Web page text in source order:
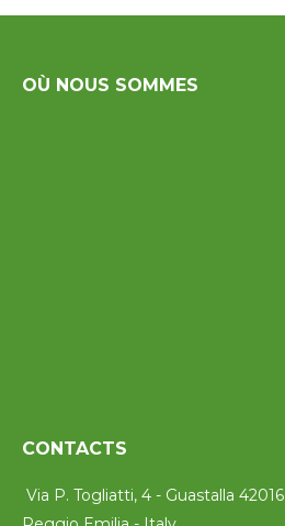
OÙ NOUS SOMMES
CONTACTS
Via P. Togliatti, 4 - Guastalla 42016